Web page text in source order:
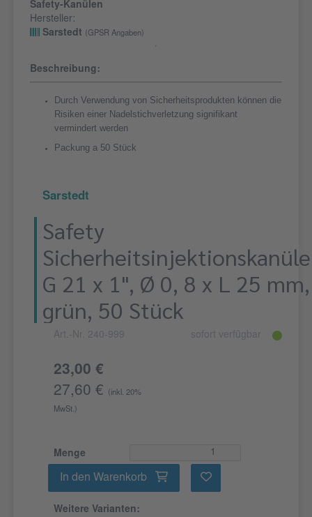
Safety-Kanülen
Hersteller:
Sarstedt
(GPSR Angaben)
Beschreibung:
Durch Verwendung von Sicherheitsprodukten können die
Risiken einer Nadelstichverletzung signifikant
vermindert werden
Packung a 50 Stück
Sarstedt
Safety
G 21 x 1", Ø 0, 8 x L 25 mm,
grün, 50 Stück
Art.-Nr. 240-999 sofort verfügbar
23,00 €
27,60 €
(inkl. 20%
MwSt.)
Menge
In den Warenkorb
Weitere Varianten: